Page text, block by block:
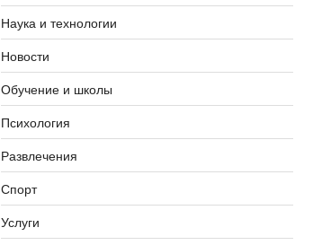
Наука и технологии
Новости
Обучение и школы
Психология
Развлечения
Спорт
Услуги